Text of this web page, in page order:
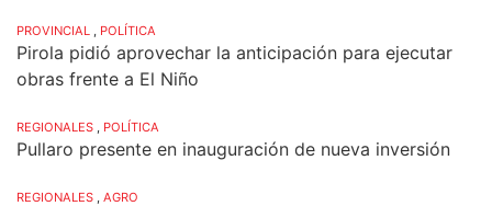
PROVINCIAL POLÍTICA
Pirola pidió aprovechar la anticipación para ejecutar
obras frente a El Niño
REGIONALES POLÍTICA
Pullaro presente en inauguración de nueva inversión
REGIONALES AGRO